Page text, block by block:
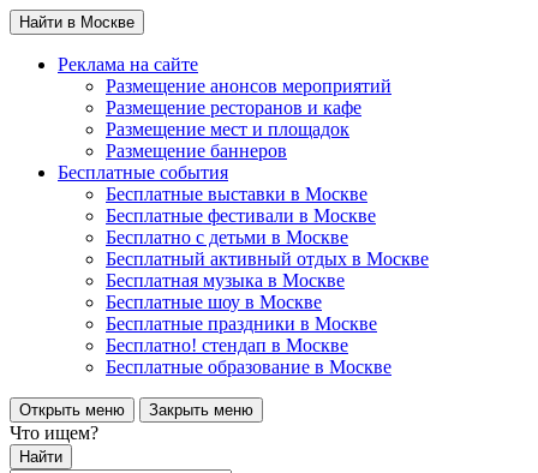
Найти в Москве
Реклама на сайте
Размещение анонсов мероприятий
Размещение ресторанов и кафе
Размещение мест и площадок
Размещение баннеров
Бесплатные события
Бесплатные выставки в Москве
Бесплатные фестивали в Москве
Бесплатно с детьми в Москве
Бесплатный активный отдых в Москве
Бесплатная музыка в Москве
Бесплатные шоу в Москве
Бесплатные праздники в Москве
Бесплатно! стендап в Москве
Бесплатные образование в Москве
Открыть меню Закрыть меню
Что ищем?
Найти